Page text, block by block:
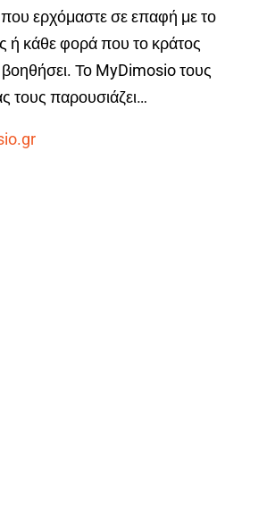
ερχόμαστε σε επαφή με το
ή κάθε φορά που το κράτος
βοηθήσει. Το MyDimosio τους
τους παρουσιάζει…